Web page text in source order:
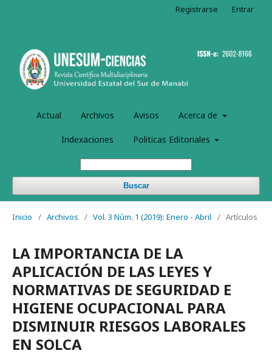
Actual Archivos Avisos Acerca de
Indexaciones Politicas Editoriales
Buscar
Registrarse Entrar
Inicio / Archivos / Vol. 3 Núm. 1 (2019): Enero - Abril / Artículos
LA IMPORTANCIA DE LA
APLICACIÓN DE LAS LEYES Y
NORMATIVAS DE SEGURIDAD E
HIGIENE OCUPACIONAL PARA
DISMINUIR RIESGOS LABORALES
EN SOLCA